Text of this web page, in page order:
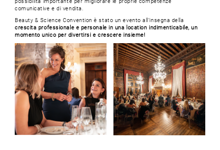
comunicative e di vendita.
Beauty & Science Convention è stato un evento all’insegna della
crescita professionale e personale in una location indimenticabile, un
momento unico per divertirsi e crescere insieme!